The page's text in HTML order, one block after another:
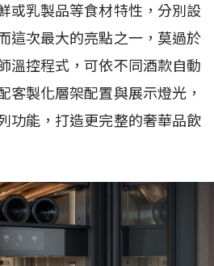
或乳製品等食材特性，分別設
這次最大的亮點之一，莫過於
溫控程式，可依不同酒款自動
客製化層架配置與展示燈光，
功能，打造更完整的奢華品飲